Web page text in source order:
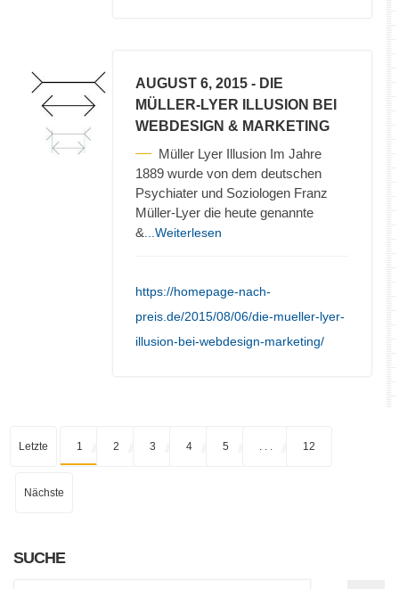
AUGUST 6, 2015 - DIE
MÜLLER-LYER ILLUSION BEI
WEBDESIGN & MARKETING
Müller Lyer Illusion Im Jahre
1889 wurde von dem deutschen
Psychiater und Soziologen Franz
Müller-Lyer die heute genannte
& ...Weiterlesen
https://homepage-nach-
preis.de/2015/08/06/die-mueller-lyer-
illusion-bei-webdesign-marketing/
Letzte 1 2 3 4 5 12
Nächste
SUCHE